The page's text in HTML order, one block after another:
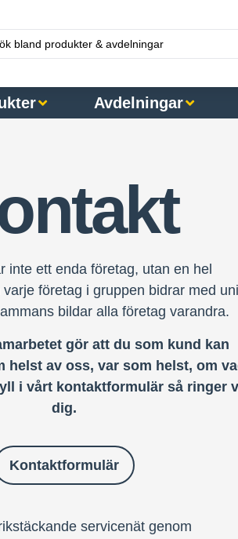
Avdelningar
inte ett enda företag, utan en hel
företag i gruppen bidrar med
bildar alla företag varandra.
gör att du som kund kan
helst av oss, var som helst, om
i vårt kontaktformulär så ringer
dig.
Kontaktformulär
servicenät genom